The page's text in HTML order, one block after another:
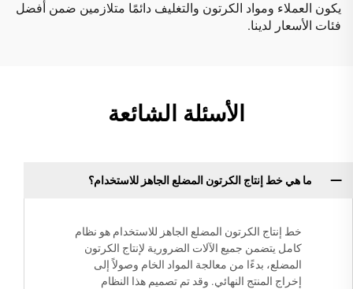
يكون العملاء ومواد الكرتون والتغليف دائمًا متلازمين ضمن أفضل
فئات الأسعار لدينا.
الأسئلة الشائعة
ما هي خط إنتاج الكرتون المضلع الجاهز للاستخدام؟
خط إنتاج الكرتون المضلع الجاهز للاستخدام هو نظام
كامل يتضمن جميع الآلات الضرورية لإنتاج الكرتون
المضلع، بدءًا من معالجة المواد الخام وصولاً إلى
إخراج المنتج النهائي. وقد تم تصميم هذا النظام